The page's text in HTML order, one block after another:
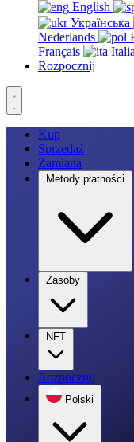
English
Українська
Nederlands
Français
Rozpocznij
Kup
Sprzedaż
Zamiana
Metody płatności
Zasoby
NFT
Rozpocznij
Polski